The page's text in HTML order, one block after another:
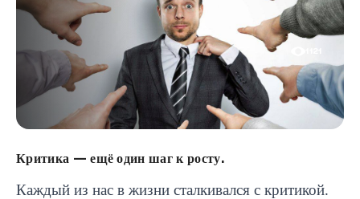
Критика — ещё один шаг к росту.
Каждый из нас в жизни сталкивался с критикой.